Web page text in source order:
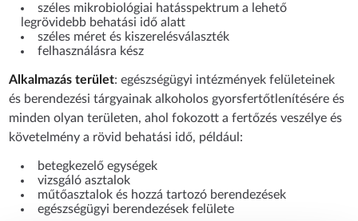
széles mikrobiológiai hatásspektrum a lehető
legrövidebb behatási idő alatt
széles méret és kiszerelésválaszték
felhasználásra kész
Alkalmazás terület: egészségügyi intézmények felületeinek
és berendezési tárgyainak alkoholos gyorsfertőtlenítésére és
minden olyan területen, ahol fokozott a fertőzés veszélye és
követelmény a rövid behatási idő, például:
betegkezelő egységek
vizsgáló asztalok
műtőasztalok és hozzá tartozó berendezések
egészségügyi berendezések felülete